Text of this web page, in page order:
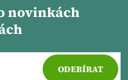
novinkách
ODEBÍRAT